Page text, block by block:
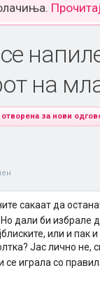
на
за нови
сакаат да
дали би избрале
или и пак
Јас лично
се играла со